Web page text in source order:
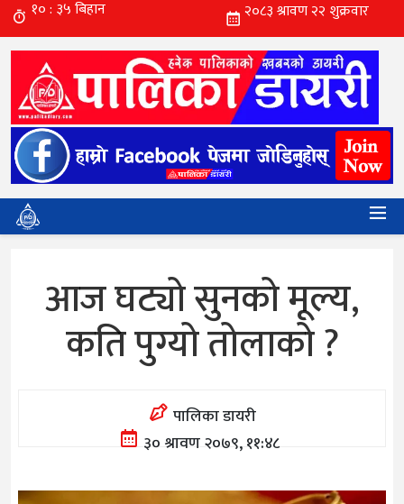
आज घट्यो सुनको मूल्य,
कति पुग्यो तोलाको ?
पालिका डायरी
३० श्रावण २०७९, ११:४८